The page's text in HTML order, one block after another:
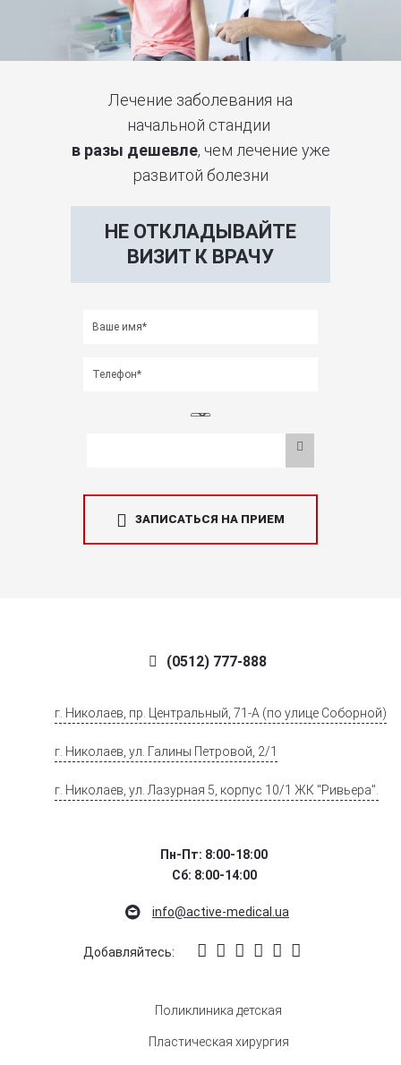
Лечение заболевания на
начальной стандии
в разы дешевле, чем лечение уже
развитой болезни
НЕ ОТКЛАДЫВАЙТЕ
ВИЗИТ К ВРАЧУ
ЗАПИСАТЬСЯ НА ПРИЕМ
(0512) 777-888
г. Николаев, пр. Центральный, 71-А (по улице Соборной)
г. Николаев, ул. Галины Петровой, 2/1
г. Николаев, ул. Лазурная 5, корпус 10/1 ЖК "Ривьера".
Пн-Пт: 8:00-18:00
Сб: 8:00-14:00
info@active-medical.ua
Добавляйтесь:
Поликлиника детская
Пластическая хирургия